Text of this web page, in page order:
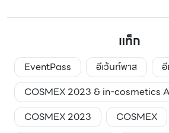
แท็ก
EventPass อีเว้นท์พาส
COSMEX 2023 & in-cosmetics
COSMEX 2023
COSMEX